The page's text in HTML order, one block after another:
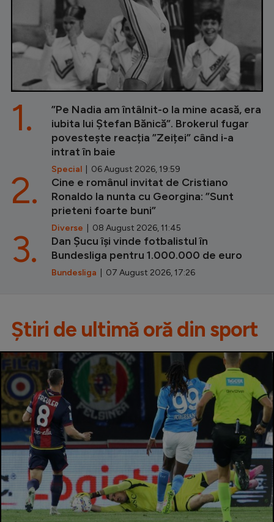
”Pe Nadia am întâlnit-o la mine acasă, era
iubita lui Ștefan Bănică”. Brokerul fugar
povestește reacția ”Zeiței” când i-a
intrat în baie
Special | 06 August 2026, 19:59
1.
Cine e românul invitat de Cristiano
Ronaldo la nunta cu Georgina: ”Sunt
prieteni foarte buni”
Diverse | 08 August 2026, 11:45
2.
Dan Șucu își vinde fotbalistul în
Bundesliga pentru 1.000.000 de euro
Bundesliga | 07 August 2026, 17:26
3.
Știri de ultimă oră din sport